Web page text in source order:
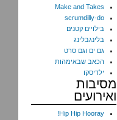
Make and Takes
scrumdilly-do
בילויים קטנים
בלינגבלינג
גם ים וגם סרט
הכאב שבאימהות
ילדיסקו
מסיבות
ואירועים
Hip Hip Hooray!